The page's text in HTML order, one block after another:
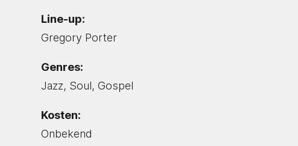
Line-up:
Gregory Porter
Genres:
Jazz, Soul, Gospel
Kosten:
Onbekend